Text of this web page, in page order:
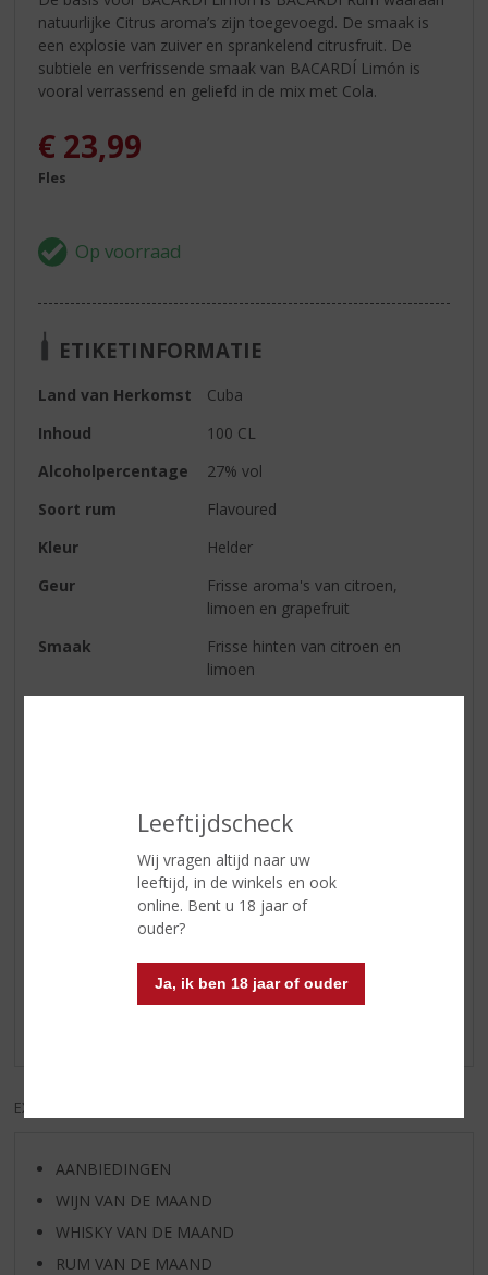
Leeftijdscheck
Wij vragen altijd naar uw
leeftijd, in de winkels en ook
online. Bent u 18 jaar of
ouder?
Ja, ik ben 18 jaar of ouder
natuurlijke Citrus aroma’s zijn toegevoegd. De smaak is
een explosie van zuiver en sprankelend citrusfruit. De
subtiele en verfrissende smaak van BACARDÍ Limón is
vooral verrassend en geliefd in de mix met Cola.
€ 23,99
Fles
ETIKETINFORMATIE
Land van Herkomst
Cuba
Inhoud
100 CL
Alcoholpercentage
27% vol
Soort rum
Flavoured
Kleur
Helder
Geur
Frisse aroma's van citroen,
limoen en grapefruit
Smaak
Frisse hinten van citroen en
limoen
citrussmaak. Bacardi Limón komt
perfect tot zijn recht in een mix
met cranberrysap, 7-up of tonic.
Reviews
Schrijf een review
EXCL. BTW
AANBIEDINGEN
WIJN VAN DE MAAND
WHISKY VAN DE MAAND
RUM VAN DE MAAND